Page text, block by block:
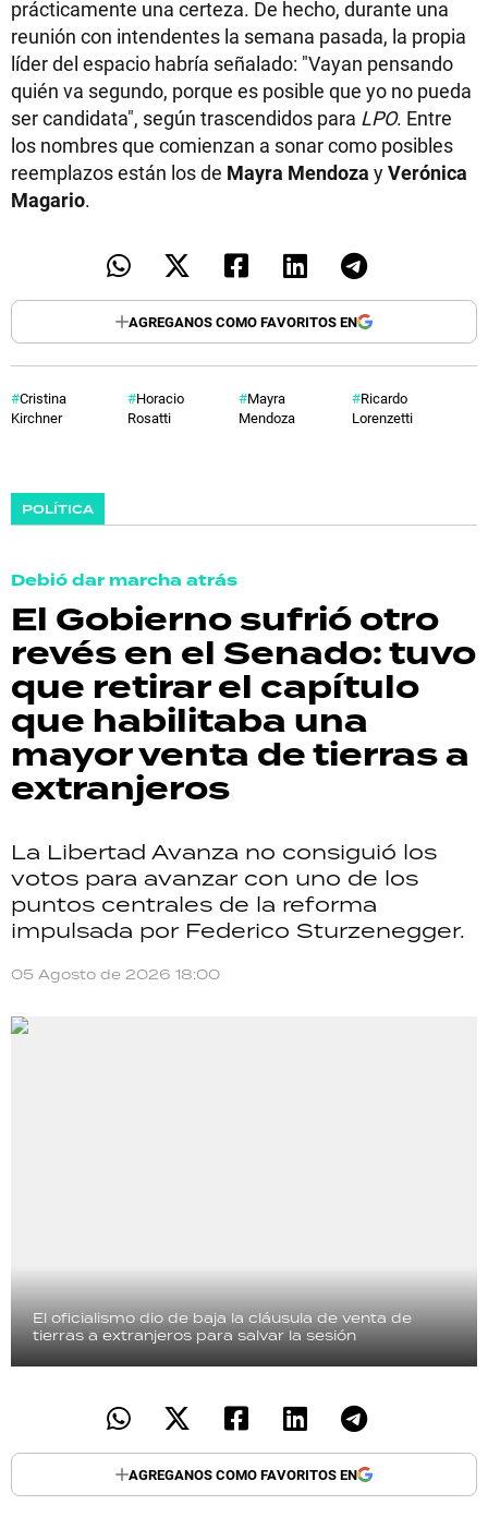
prácticamente una certeza. De hecho, durante una
reunión con intendentes la semana pasada, la propia
líder del espacio habría señalado: "Vayan pensando
quién va segundo, porque es posible que yo no pueda
ser candidata", según trascendidos para LPO. Entre
los nombres que comienzan a sonar como posibles
reemplazos están los de Mayra Mendoza yVerónica
Magario.
AGREGANOS COMO FAVORITOS EN
Cristina
Kirchner
Horacio
Rosatti
Mayra
Mendoza
Ricardo
Lorenzetti
POLÍTICA
Debió dar marcha atrás
El Gobierno sufrió otro
revés en el Senado: tuvo
que retirar el capítulo
que habilitaba una
mayor venta de tierras a
extranjeros
La Libertad Avanza no consiguió los
votos para avanzar con uno de los
puntos centrales de la reforma
impulsada por Federico Sturzenegger.
05 Agosto de 2026 18:00
El oficialismo dio de baja la cláusula de venta de
tierras a extranjeros para salvar la sesión
AGREGANOS COMO FAVORITOS EN